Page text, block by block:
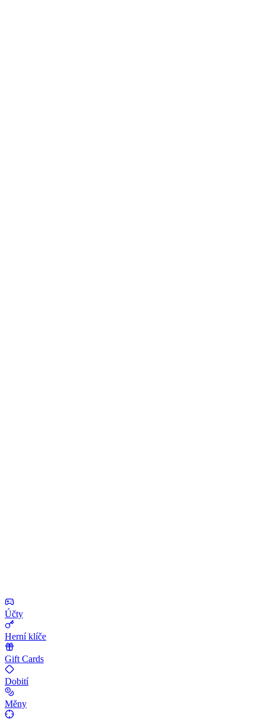
Účty
Herní klíče
Gift Cards
Dobití
Měny